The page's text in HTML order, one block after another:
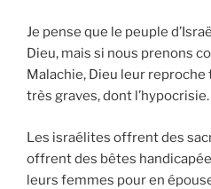
Je pense que le peuple
Dieu, mais si nous prenons
Malachie, Dieu leur
très graves, dont l’hypocrisie.
Les israélites offrent des
offrent des bêtes
leurs femmes pour en